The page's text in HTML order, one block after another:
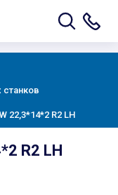
22,3*14*2 R2 LH
R2 LH